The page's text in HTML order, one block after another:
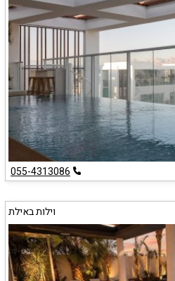
055-4313086
וילות באילת